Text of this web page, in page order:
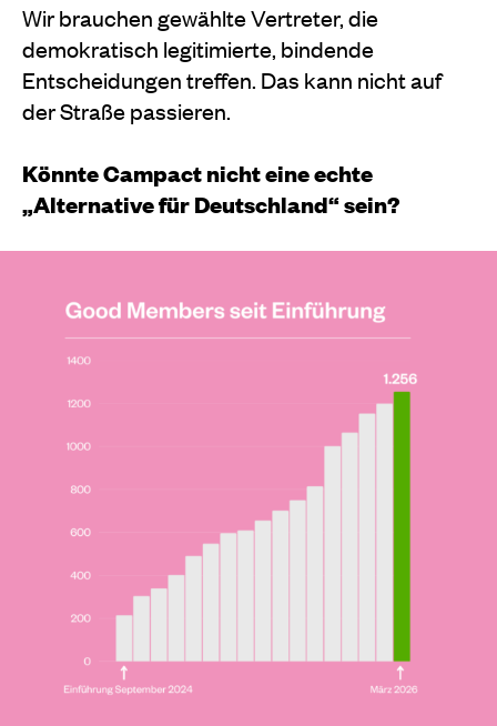
Wir brauchen gewählte Vertreter, die
demokratisch legitimierte, bindende
Entscheidungen treffen. Das kann nicht auf
der Straße passieren.
Könnte Campact nicht eine echte
„Alternative für Deutschland“ sein?